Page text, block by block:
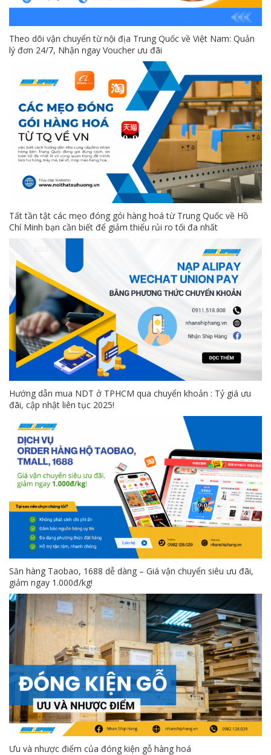
Theo dõi vận chuyển từ nội địa Trung Quốc về Việt Nam: Quản
lý đơn 24/7, Nhận ngay Voucher ưu đãi
Tất tần tật các mẹo đóng gói hàng hoá từ Trung Quốc về Hồ
Chí Minh bạn cần biết để giảm thiểu rủi ro tối đa nhất
Hướng dẫn mua NDT ở TPHCM qua chuyển khoản : Tỷ giá ưu
đãi, cập nhật liên tục 2025!
Săn hàng Taobao, 1688 dễ dàng – Giá vận chuyển siêu ưu đãi,
giảm ngay 1.000đ/kg!
Ưu và nhược điểm của đóng kiện gỗ hàng hoá